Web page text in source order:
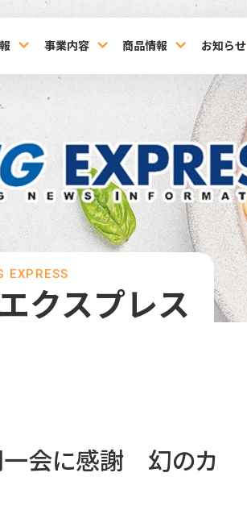
事業内容 商品情報 お知らせ
クスプレス
EXPRESS
一会に感謝 幻のカ